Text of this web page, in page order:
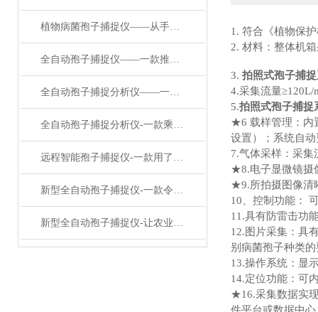
植物病菌孢子捕捉仪——从手动到自动，孢子捕捉仪如何重塑病害监测？
全自动孢子捕捉仪——一款推动农业现代化果园孢子捕捉仪#2024已更新
全自动孢子捕捉分析仪——一款加速新品种培育孢子自动捕捉系统2024已更新
全自动孢子捕捉分析仪-一款乘风破浪的孢子采样捕捉仪#2023推荐
远程智能孢子捕捉仪-一款用了笑哈哈的病害孢子捕捉仪#2023已更新
新型全自动孢子捕捉仪-一款令人赞叹不已的孢子自动捕捉系统#已更新
新型全自动孢子捕捉仪-让农业叹为观止的智能孢子捕捉仪#2022已更新
1. 符合《植物保
2. 材料：整体机
3. 拍照式孢子捕
4.采集流量≥120L/
5.拍照式孢子捕捉
★6 载样管理：内
设置）；系统自
7.气体采样：采集
★8.电子显微镜摄
★9.所拍摄图像清
10、控制功能：
11.具有防雷击功
12.图片采集：具
别病菌孢子种类
13.操作系统：显
14.定位功能：可
★16.采集数据实